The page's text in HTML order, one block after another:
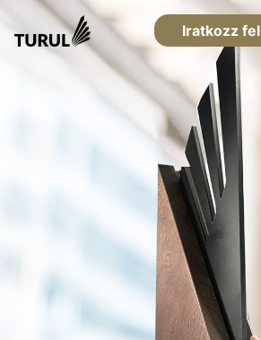
Iratkozz fel